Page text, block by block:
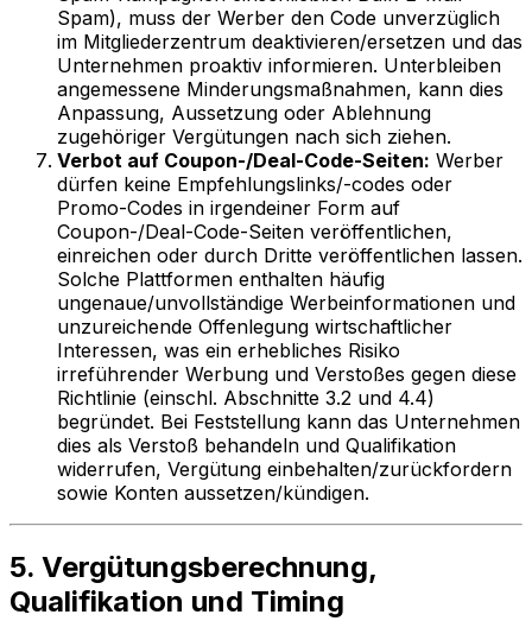
Spam), muss der Werber den Code unverzüglich
im Mitgliederzentrum deaktivieren/ersetzen und das
Unternehmen proaktiv informieren. Unterbleiben
angemessene Minderungsmaßnahmen, kann dies
Anpassung, Aussetzung oder Ablehnung
zugehöriger Vergütungen nach sich ziehen.
Verbot auf Coupon-/Deal-Code-Seiten: Werber
dürfen keine Empfehlungslinks/-codes oder
Promo-Codes in irgendeiner Form auf
Coupon-/Deal-Code-Seiten veröffentlichen,
einreichen oder durch Dritte veröffentlichen lassen.
Solche Plattformen enthalten häufig
ungenaue/unvollständige Werbeinformationen und
unzureichende Offenlegung wirtschaftlicher
Interessen, was ein erhebliches Risiko
irreführender Werbung und Verstoßes gegen diese
Richtlinie (einschl. Abschnitte 3.2 und 4.4)
begründet. Bei Feststellung kann das Unternehmen
dies als Verstoß behandeln und Qualifikation
widerrufen, Vergütung einbehalten/zurückfordern
sowie Konten aussetzen/kündigen.
5. Vergütungsberechnung,
Qualifikation und Timing